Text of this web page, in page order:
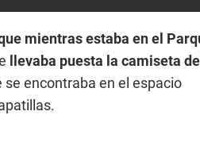
mientras estaba en el
llevaba puesta la camiseta del
se encontraba en el espacio